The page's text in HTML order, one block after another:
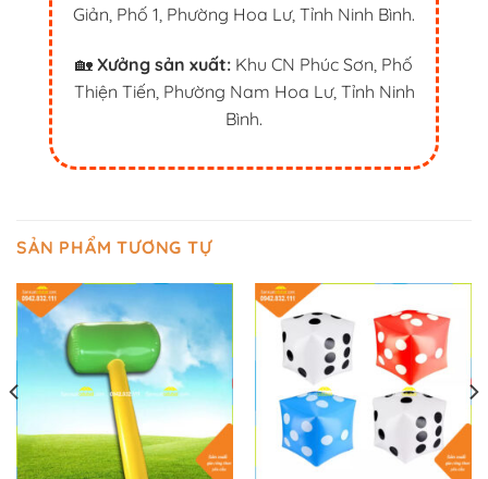
Giản, Phố 1, Phường Hoa Lư, Tỉnh Ninh Bình.
🏡 Xưởng sản xuất: Khu CN Phúc Sơn, Phố
Thiện Tiến, Phường Nam Hoa Lư, Tỉnh Ninh
Bình.
SẢN PHẨM TƯƠNG TỰ